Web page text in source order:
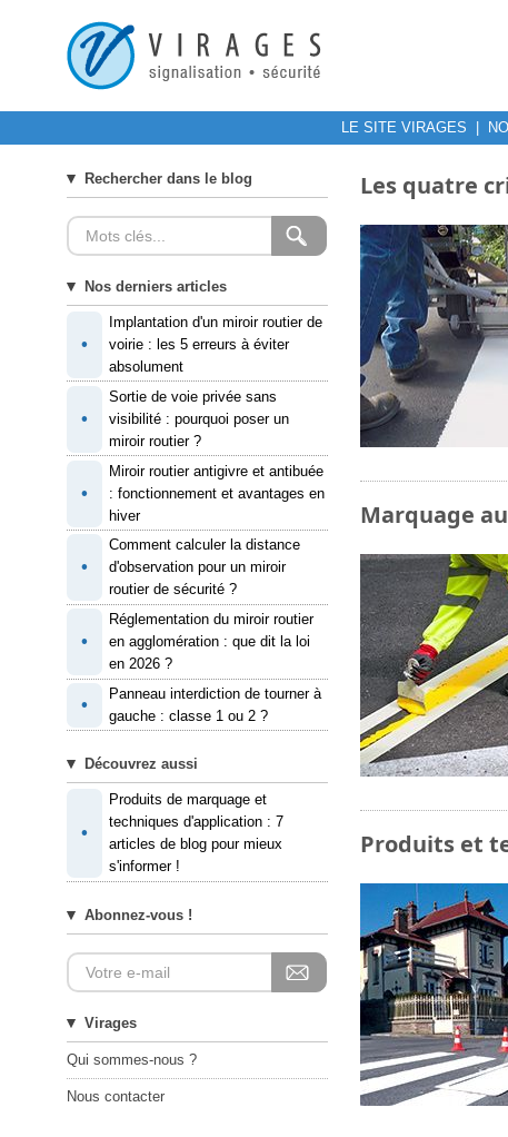
LE SITE VIRAGES
Rechercher dans le blog
Nos derniers articles
•
Implantation d'un miroir routier de
voirie : les 5 erreurs à éviter
absolument
•
Sortie de voie privée sans
visibilité : pourquoi poser un
miroir routier ?
•
Miroir routier antigivre et antibuée
: fonctionnement et avantages en
hiver
•
Comment calculer la distance
d'observation pour un miroir
routier de sécurité ?
•
Réglementation du miroir routier
en agglomération : que dit la loi
en 2026 ?
•
Panneau interdiction de tourner à
gauche : classe 1 ou 2 ?
Découvrez aussi
•
Produits de marquage et
techniques d'application : 7
articles de blog pour mieux
s'informer !
Abonnez-vous !
Virages
Qui sommes-nous ?
Nous contacter
Les quatre
Marquage
Produits et